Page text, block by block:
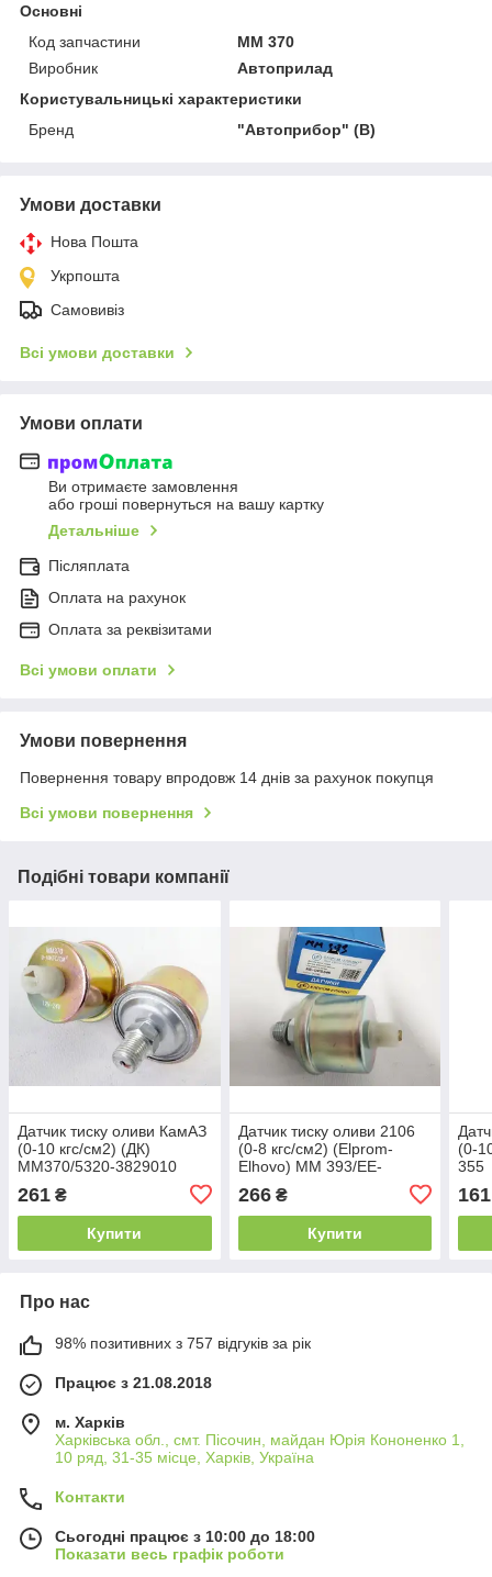
Основні
Код запчастини
ММ 370
Виробник
Автоприлад
Користувальницькі характеристики
Бренд
"Автoприбор" (В)
Умови доставки
Нова Пошта
Укрпошта
Самовивіз
Всі умови доставки
Умови оплати
Ви отримаєте замовлення
або гроші повернуться на вашу картку
Детальніше
Післяплата
Оплата на рахунок
Оплата за реквізитами
Всі умови оплати
Умови повернення
Повернення товару впродовж 14 днів за рахунок покупця
Всі умови повернення
Подібні товари компанії
Датчик тиску оливи КамАЗ
(0-10 кгс/см2) (ДК)
ММ370/5320-3829010
261 ₴
Купити
Датчик тиску оливи 2106
(0-8 кгс/см2) (Elprom-
Elhovo) ММ 393/EE-
266₴
Купити
(0-
355
161
Про нас
98% позитивних з 757 відгуків за рік
Працює з 21.08.2018
м. Харків
Харківська обл., смт. Пісочин, майдан Юрія Кононенко 1,
10 ряд, 31-35 місце, Харків, Україна
Контакти
Сьогодні працює з 10:00 до 18:00
Показати весь графік роботи